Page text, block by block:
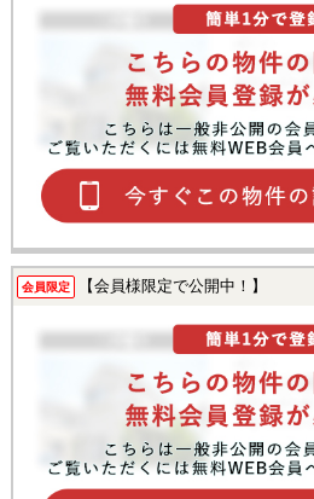
会員限定 【会員様限定で公開中！】